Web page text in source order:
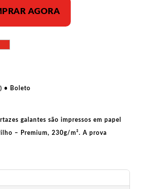
AGORA
• Boleto
galantes são impressos em papel
– Premium, 230g/m². A prova